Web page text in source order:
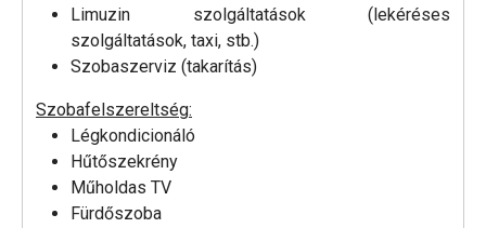
Limuzin szolgáltatások (lekéréses
szolgáltatások, taxi, stb.)
Szobaszerviz (takarítás)
Szobafelszereltség:
Légkondicionáló
Hűtőszekrény
Műholdas TV
Fürdőszoba